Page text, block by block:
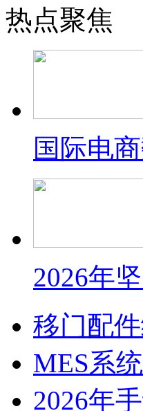
热点聚焦
国际电
2026年
移门配
MES系
2026年